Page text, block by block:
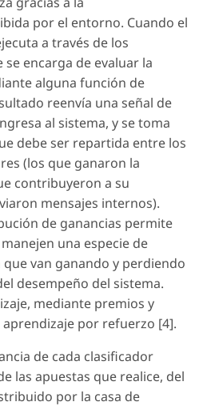
por el entorno. Cuando el
a través de los
encarga de evaluar la
alguna función de
reenvía una señal de
al sistema, y se toma
debe ser repartida entre los
(los que ganaron la
contribuyeron a su
mensajes internos).
de ganancias permite
una especie de
van ganando y perdiendo
desempeño del sistema.
mediante premios y
aprendizaje por refuerzo [4].
de cada clasificador
las apuestas que realice, del
por la casa de